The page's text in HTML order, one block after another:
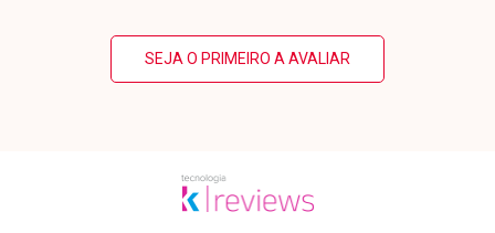
SEJA O PRIMEIRO A AVALIAR